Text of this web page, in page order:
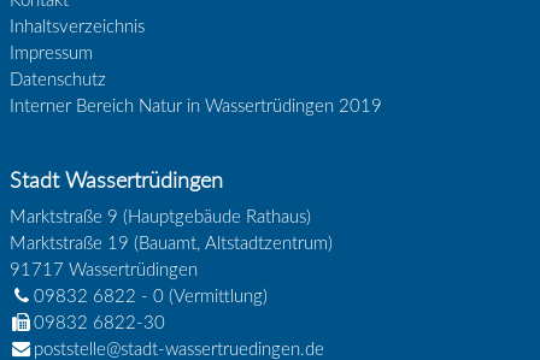
Inhaltsverzeichnis
Impressum
Datenschutz
Interner Bereich Natur in Wassertrüdingen 2019
Stadt Wassertrüdingen
Marktstraße 9 (Hauptgebäude Rathaus)
Marktstraße 19 (Bauamt, Altstadtzentrum)
91717 Wassertrüdingen
09832 6822 - 0(Vermittlung)
09832 6822-30
poststelle@stadt-wassertruedingen.de